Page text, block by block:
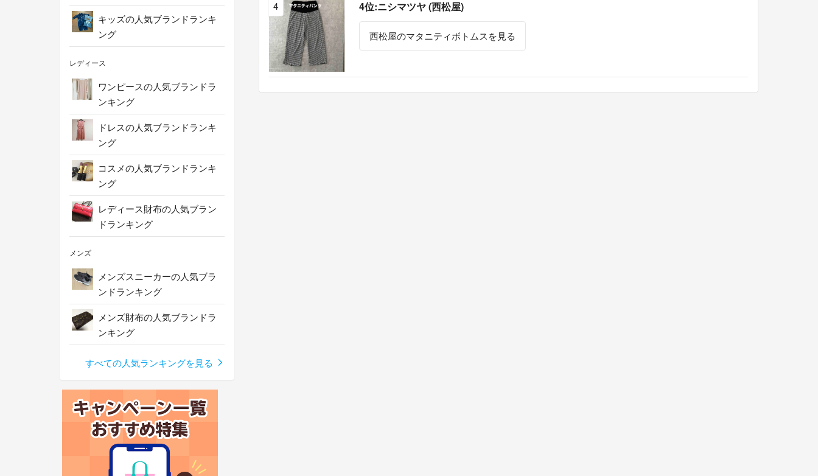
4 4位:ニシマツヤ (西松屋)
西松屋のマタニティボトムスを見る
キッズの人気ブランドランキ
ング
レディース
ワンピースの人気ブランドラ
ンキング
ドレスの人気ブランドランキ
ング
コスメの人気ブランドランキ
ング
レディース財布の人気ブラン
ドランキング
メンズ
メンズスニーカーの人気ブラ
ンドランキング
メンズ財布の人気ブランドラ
ンキング
すべての人気ランキングを見る